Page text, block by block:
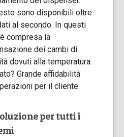
sono disponibili oltre
al secondo. In questi
compresa la
dei cambi di
dovuti alla temperatura.
Grande affidabilità
per il cliente.
per tutti i